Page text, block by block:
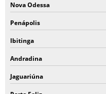
Nova Odessa
Penápolis
Ibitinga
Andradina
Jaguariúna